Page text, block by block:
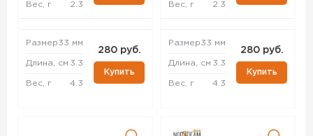
Вес, г 2.3
Размер33 мм
Длина, см 3.3
Вес, г 4.3
280 руб.
Купить
Вес, г 2.3
Размер33 мм
Длина, см 3.3
Вес, г 4.3
280 руб.
Купить